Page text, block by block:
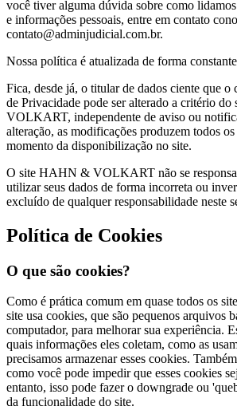
você tiver alguma dúvida sobre como
e informações pessoais, entre em contato
contato@adminjudicial.com.br.
Nossa política é atualizada de forma
Fica, desde já, o titular de dados ciente que o
de Privacidade pode ser alterado a critério
VOLKART, independente de aviso ou
alteração, as modificações produzem todos
momento da disponibilização no site.
O site HAHN & VOLKART não se
utilizar seus dados de forma incorreta ou
excluído de qualquer responsabilidade neste
Política de Cookies
O que são cookies?
Como é prática comum em quase todos os
site usa cookies, que são pequenos arquivos
computador, para melhorar sua experiência.
quais informações eles coletam, como as
precisamos armazenar esses cookies.
como você pode impedir que esses cookies
entanto, isso pode fazer o downgrade ou
da funcionalidade do site.